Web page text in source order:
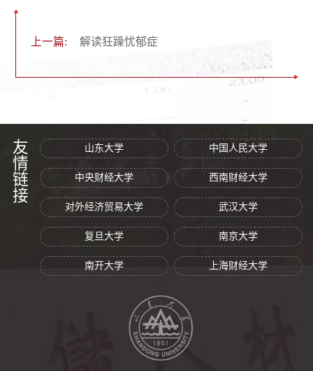
上一篇: 解读狂躁忧郁症
友情链接 山东大学 中国人民大学
中央财经大学 西南财经大学
对外经济贸易大学 武汉大学
复旦大学 南京大学
南开大学 上海财经大学